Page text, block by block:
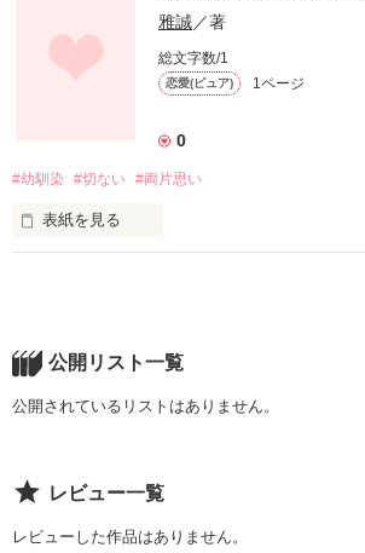
雅誠／著
総文字数/1
恋愛(ピュア) 1ページ
0
#幼馴染 #切ない #両片思い
表紙を見る
公開リスト一覧
公開されているリストはありません。
レビュー一覧
レビューした作品はありません。